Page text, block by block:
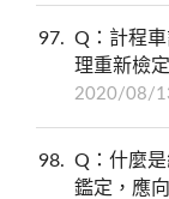
97
Q：計程
理重新檢
2020/08/
98
Q：什麼
鑑定，應